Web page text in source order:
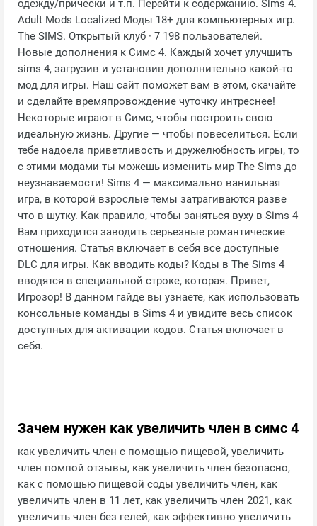
одежду/прически и т.п. Перейти к содержанию. Sims 4.
Adult Mods Localized Моды 18+ для компьютерных игр.
The SIMS. Открытый клуб · 7 198 пользователей.
Новые дополнения к Симс 4. Каждый хочет улучшить
sims 4, загрузив и установив дополнительно какой-то
мод для игры. Наш сайт поможет вам в этом, скачайте
и сделайте времяпровождение чуточку интреснее!
Некоторые играют в Симс, чтобы построить свою
идеальную жизнь. Другие — чтобы повеселиться. Если
тебе надоела приветливость и дружелюбность игры, то
с этими модами ты можешь изменить мир The Sims до
неузнаваемости! Sims 4 — максимально ванильная
игра, в которой взрослые темы затрагиваются разве
что в шутку. Как правило, чтобы заняться вуху в Sims 4
Вам приходится заводить серьезные романтические
отношения. Статья включает в себя все доступные
DLC для игры. Как вводить коды? Коды в The Sims 4
вводятся в специальной строке, которая. Привет,
Игрозор! В данном гайде вы узнаете, как использовать
консольные команды в Sims 4 и увидите весь список
доступных для активации кодов. Статья включает в
себя.
Зачем нужен как увеличить член в симс 4
как увеличить член с помощью пищевой, увеличить
член помпой отзывы, как увеличить член безопасно,
как с помощью пищевой соды увеличить член, как
увеличить член в 11 лет, как увеличить член 2021, как
увеличить член без гелей, как эффективно увеличить